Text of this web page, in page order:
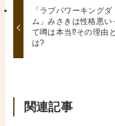
「ラブパワーキングダ
ム」みさきは性格悪い
て噂は本当⁉その理由と
は?
関連記事